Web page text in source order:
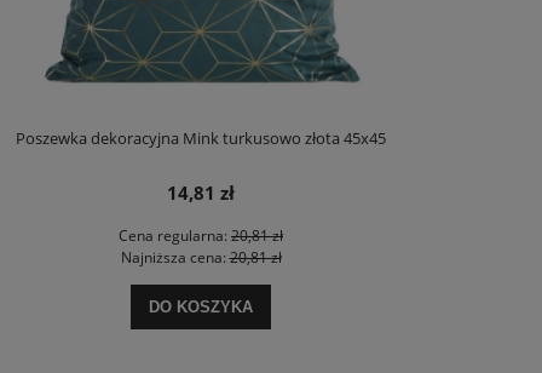
Poszewka dekoracyjna Mink turkusowo złota 45x45
14,81 zł
Cena regularna: 20,81 zł
Najniższa cena:20,81 zł
DO KOSZYKA